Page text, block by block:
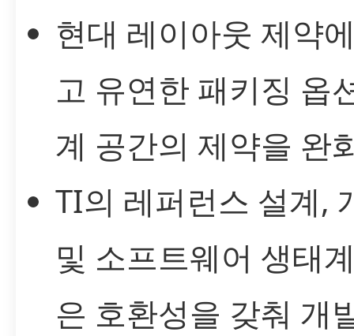
현대 레이아웃 제약
고 유연한 패키징 옵
계 공간의 제약을 완
TI의 레퍼런스 설계,
및 소프트웨어 생태
은 호환성을 갖춰 개